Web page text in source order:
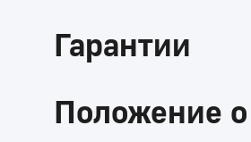
Гарантии
Положение